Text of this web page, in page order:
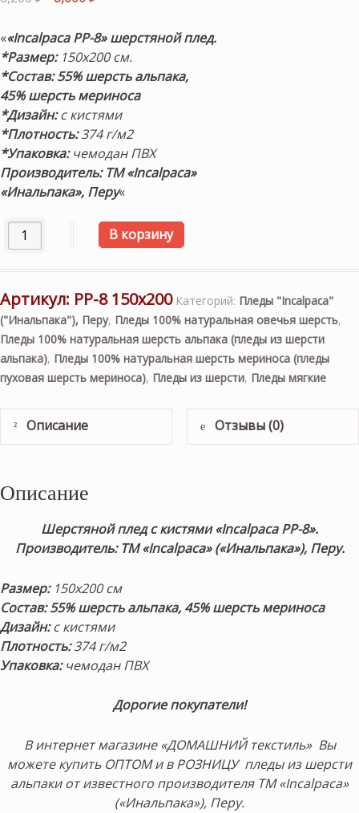
составляла
8,200 ₽.
8,000 ₽.
««Incalpaca PP-8»шерстяной плед.
*Размер:150х200 см.
*Состав: 55% шерсть альпака,
45% шерсть мериноса
*Дизайн:с кистями
*Плотность:374 г/м2
*Упаковка:чемодан ПВХ
Производитель: ТМ «Incalpaca»
«Инальпака», Перу«
Количество товара Шерстяной плед с кистями
В корзину
Артикул: PP-8 150х200 Категорий: Пледы "Incalpaca"
("Инальпака"), Перу, Пледы 100% натуральная овечья шерсть,
Пледы 100% натуральная шерсть альпака (пледы из шерсти
альпака), Пледы 100% натуральная шерсть мериноса (пледы
пуховая шерсть мериноса), Пледы из шерсти, Пледы мягкие
Описание Отзывы (0)
Описание
Шерстяной плед с кистями «Incalpaca PP-8».
Производитель: ТМ «Incalpaca» («Инальпака»), Перу.
Размер:150х200 см
Состав: 55% шерсть альпака, 45% шерсть мериноса
Дизайн:с кистями
Плотность:374 г/м2
Упаковка:чемодан ПВХ
Дорогие покупатели!
В интернет магазине «ДОМАШНИЙ текстиль» Вы
можете купить ОПТОМ и в РОЗНИЦУ пледы из шерсти
альпаки от известного производителя ТМ «Incalpaca»
(«Инальпака»), Перу.